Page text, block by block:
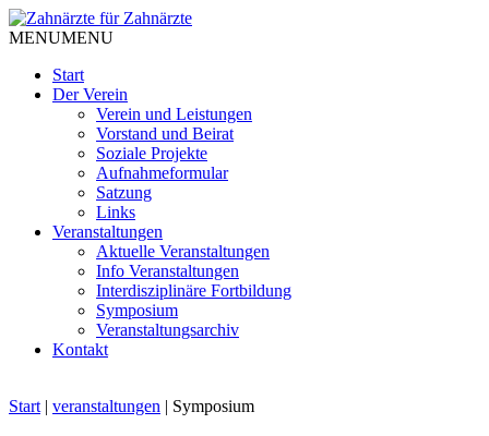
Skip
to
MENUMENU
Start
Der Verein
Verein und Leistungen
Vorstand und Beirat
Soziale Projekte
Aufnahmeformular
Satzung
Links
Veranstaltungen
Aktuelle Veranstaltungen
Info Veranstaltungen
Interdisziplinäre Fortbildung
Symposium
Veranstaltungsarchiv
Kontakt
Start | veranstaltungen | Symposium